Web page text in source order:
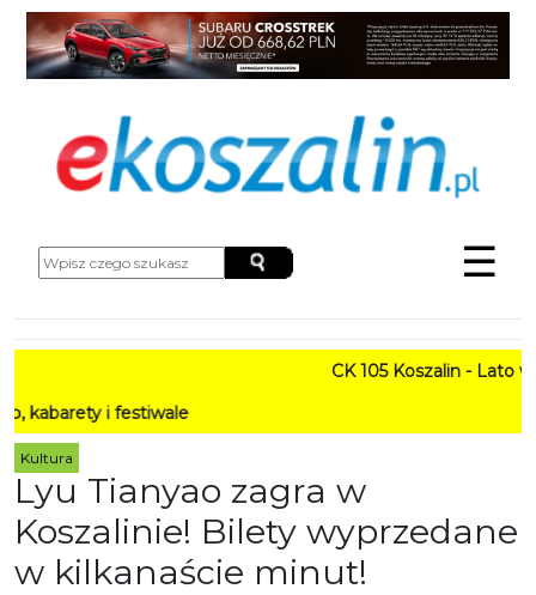
☰
CK 105 Koszalin - Lato w Mieście
i festiwale
Kultura
Lyu Tianyao zagra w
Koszalinie! Bilety wyprzedane
w kilkanaście minut!